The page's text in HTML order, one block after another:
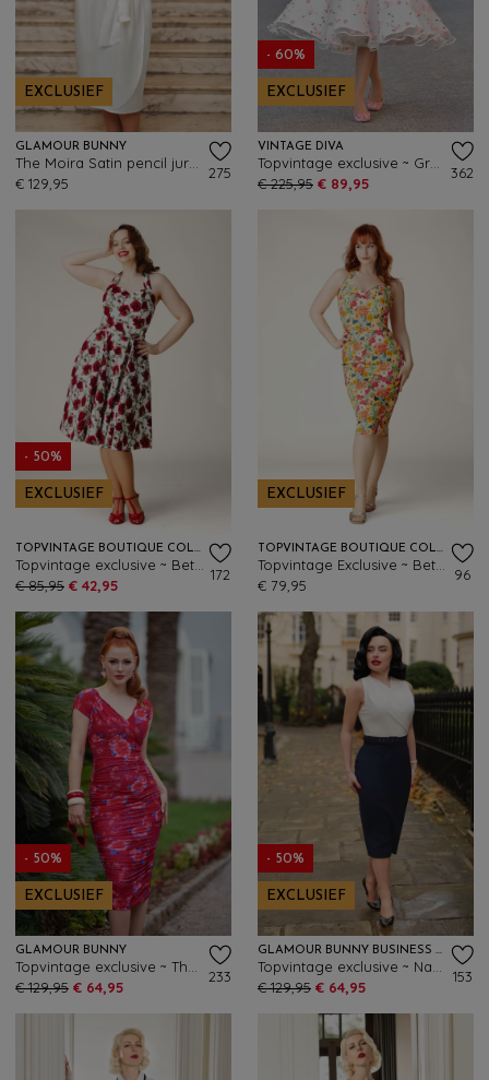
EXCLUSIEF
GLAMOUR BUNNY
€ 129,95
275
- 60%
EXCLUSIEF
VINTAGE DIVA
€ 225,95 € 89,95
362
- 50%
EXCLUSIEF
TOPVINTAGE BOUTIQUE COLLECTION
€ 85,95 € 42,95
172
EXCLUSIEF
TOPVINTAGE BOUTIQUE COLLECTION
€ 79,95
96
- 50%
EXCLUSIEF
GLAMOUR BUNNY
€ 129,95 € 64,95
233
- 50%
EXCLUSIEF
GLAMOUR BUNNY BUSINESS BABE
€ 129,95 € 64,95
153